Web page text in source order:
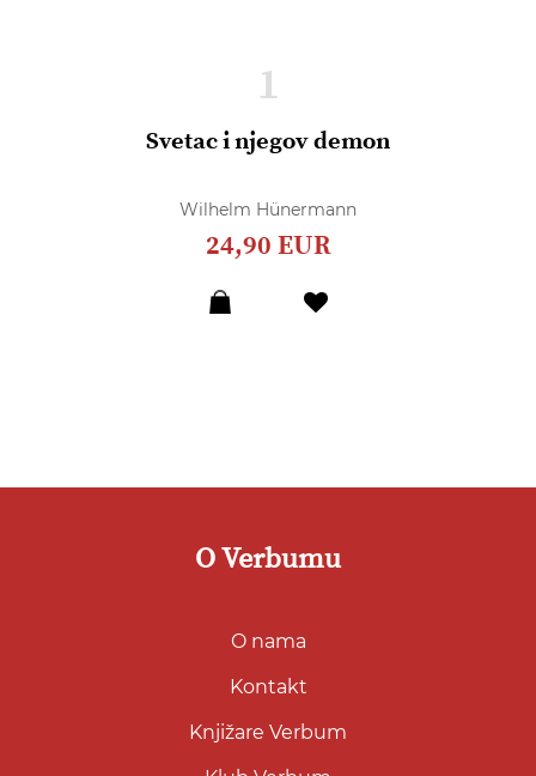
1
Svetac i njegov demon
Wilhelm Hünermann
24,90 EUR
O Verbumu
O nama
Kontakt
Knjižare Verbum